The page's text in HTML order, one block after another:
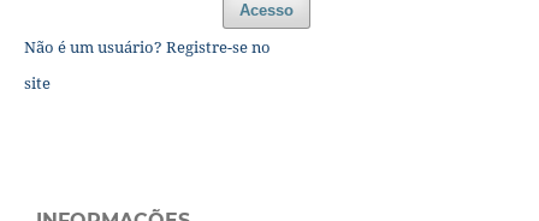
Acesso
Não é um usuário? Registre-se no
site